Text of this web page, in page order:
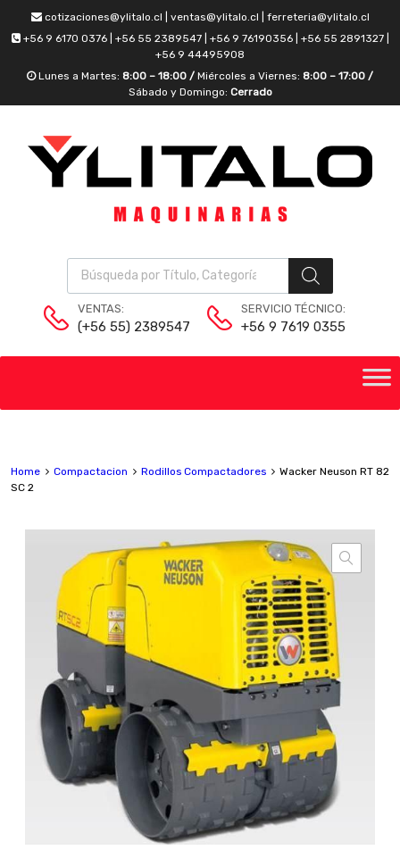
cotizaciones@ylitalo.cl | ventas@ylitalo.cl | ferreteria@ylitalo.cl
+56 9 6170 0376 | +56 55 2389547 | +56 9 76190356 | +56 55 2891327 |
+56 9 44495908
Lunes a Martes: 8:00 – 18:00 / Miércoles a Viernes: 8:00 – 17:00 /
Sábado y Domingo: Cerrado
VENTAS:
(+56 55) 2389547
SERVICIO TÉCNICO:
+56 9 7619 0355
Home Compactacion Rodillos Compactadores
Wacker Neuson RT 82
SC 2